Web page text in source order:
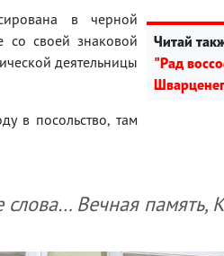
Читай
"Рад
в черной
со своей знаковой
деятельницы
в посольство, там
Вечная память,